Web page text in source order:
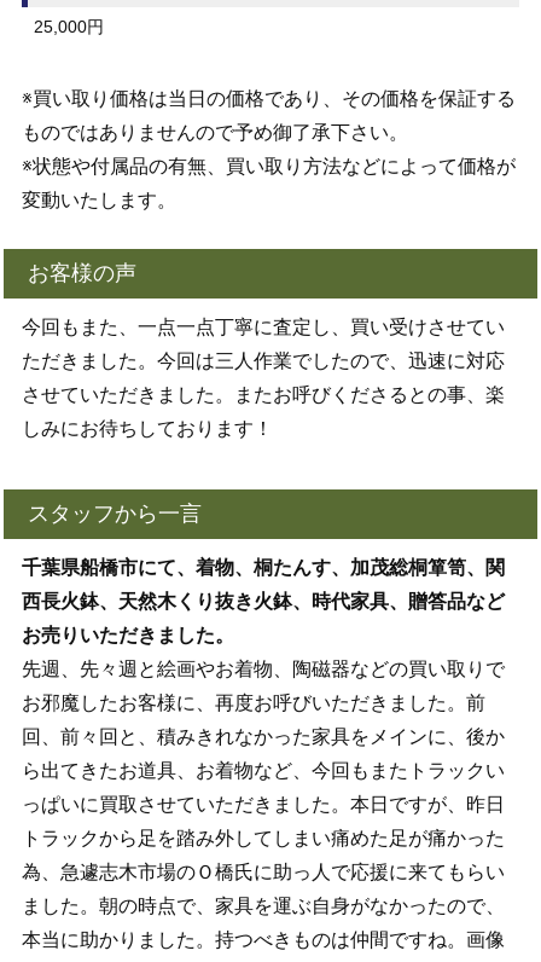
25,000円
※買い取り価格は当日の価格であり、その価格を保証する
ものではありませんので予め御了承下さい。
※状態や付属品の有無、買い取り方法などによって価格が
変動いたします。
お客様の声
今回もまた、一点一点丁寧に査定し、買い受けさせてい
ただきました。今回は三人作業でしたので、迅速に対応
させていただきました。またお呼びくださるとの事、楽
しみにお待ちしております！
スタッフから一言
千葉県船橋市にて、着物、桐たんす、加茂総桐箪笥、関
西長火鉢、天然木くり抜き火鉢、時代家具、贈答品など
お売りいただきました。
先週、先々週と絵画やお着物、陶磁器などの買い取りで
お邪魔したお客様に、再度お呼びいただきました。前
回、前々回と、積みきれなかった家具をメインに、後か
ら出てきたお道具、お着物など、今回もまたトラックい
っぱいに買取させていただきました。本日ですが、昨日
トラックから足を踏み外してしまい痛めた足が痛かった
為、急遽志木市場のＯ橋氏に助っ人で応援に来てもらい
ました。朝の時点で、家具を運ぶ自身がなかったので、
本当に助かりました。持つべきものは仲間ですね。画像